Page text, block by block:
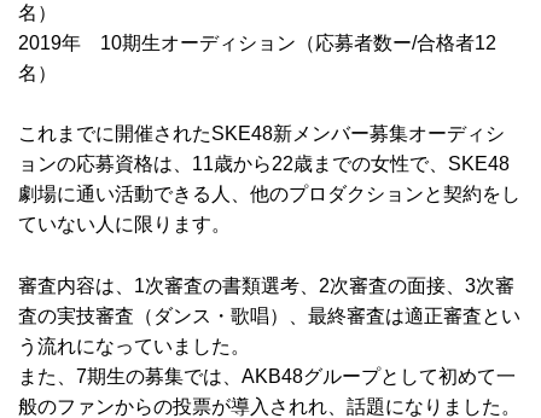
名）
2019年 10期生オーディション（応募者数ー/合格者12
名）
これまでに開催されたSKE48新メンバー募集オーディシ
ョンの応募資格は、11歳から22歳までの女性で、SKE48
劇場に通い活動できる人、他のプロダクションと契約をし
ていない人に限ります。
審査内容は、1次審査の書類選考、2次審査の面接、3次審
査の実技審査（ダンス・歌唱）、最終審査は適正審査とい
う流れになっていました。
また、7期生の募集では、AKB48グループとして初めて一
般のファンからの投票が導入されれ、話題になりました。